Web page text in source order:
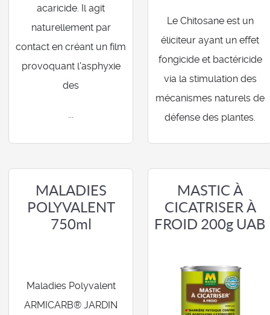
acaricide. Il agit
naturellement par
contact en créant un film
provoquant l'asphyxie
des
...
Le Chitosane est un
éliciteur ayant un effet
fongicide et bactéricide
via la stimulation des
mécanismes naturels de
défense des plantes.
MALADIES
POLYVALENT
750ml
Maladies Polyvalent
ARMICARB® JARDIN
MASTIC À
CICATRISER À
FROID 200g UAB